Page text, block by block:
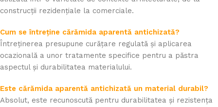
construcții rezidențiale la comerciale.
Cum se întreține cărămida aparentă antichizată?
Întreținerea presupune curățare regulată și aplicarea
ocazională a unor tratamente specifice pentru a păstra
aspectul și durabilitatea materialului.
Este cărămida aparentă antichizată un material durabil?
Absolut, este recunoscută pentru durabilitatea și rezistența